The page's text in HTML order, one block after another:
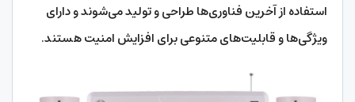
استفاده از آخرین فناوری‌ها طراحی و تولید می‌شوند و دارای
ویژگی‌ها و قابلیت‌های متنوعی برای افزایش امنیت هستند.